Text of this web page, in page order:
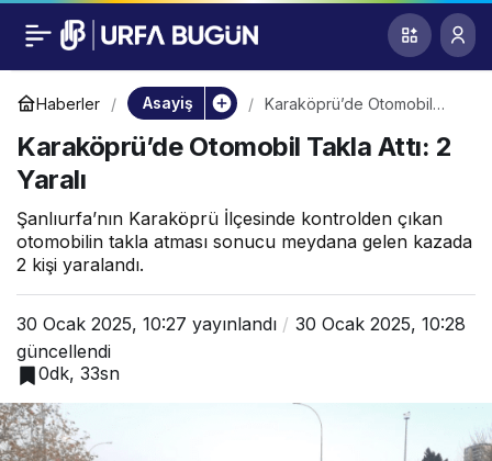
Haberler Asayiş
Karaköprü’de Otomobil
Karaköprü’de Otomobil Takla Attı: 2
Yaralı
Şanlıurfa’nın Karaköprü İlçesinde kontrolden çıkan
otomobilin takla atması sonucu meydana gelen kazada
2 kişi yaralandı.
30 Ocak 2025, 10:27 yayınlandı
30 Ocak 2025, 10:28
güncellendi
0dk, 33sn
Karaköprü’de
Otomobil Takla Attı: 2
Yaralı
0